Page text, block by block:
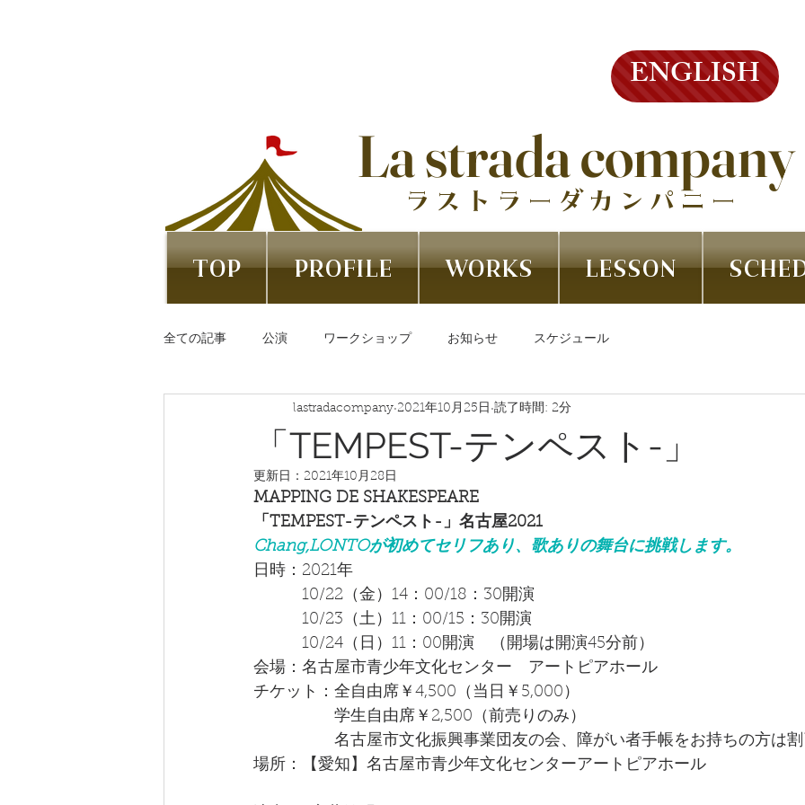
ENGLISH
La strada company
ラストラーダカンパニー
TOP PROFILE WORKS LESSON
全ての記事 公演 ワークショップ お知らせ スケジュール
「TEMPEST-テンペスト-」
lastradacompany 2021年10月25日 読了時間: 2分
更新日： 2021年10月28日
MAPPING DE SHAKESPEARE
「TEMPEST-テンペスト-」名古屋2021
Chang,LONTOが初めてセリフあり、歌ありの舞台に挑戦します。
日時：2021年
10/22（金）14：00/18：30開演
10/23（土）11：00/15：30開演
10/24（日）11：00開演　（開場は開演45分前）
会場：名古屋市青少年文化センター　アートピアホール
チケット：全自由席￥4,500（当日￥5,000）
学生自由席￥2,500（前売りのみ）
名古屋市文化振興事業団友の会、障がい者手帳をお持ちの方は割
場所：【愛知】名古屋市青少年文化センターアートピアホール